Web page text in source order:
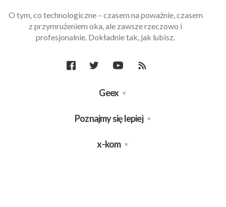
O tym, co technologiczne – czasem na poważnie, czasem
z przymrużeniem oka, ale zawsze rzeczowo i
profesjonalnie. Dokładnie tak, jak lubisz.
Geex
Poznajmy się lepiej
x-kom